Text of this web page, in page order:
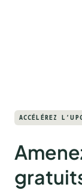
ACCÉLÉREZ